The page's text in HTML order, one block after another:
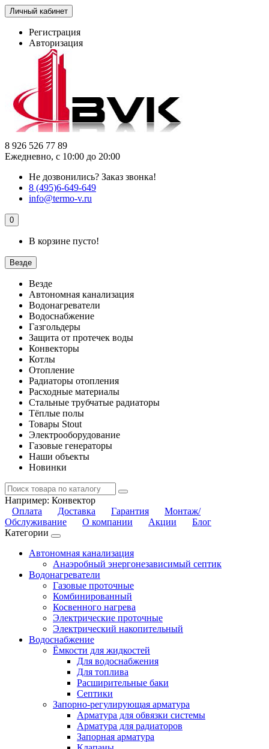
Личный кабинет
Регистрация
Авторизация
8 926 526 77 89
Ежедневно, с 10:00 до 20:00
Не дозвонились? Заказ звонка!
8 (495)6-649-649
info@termo-v.ru
0
В корзине пусто!
Везде
Везде
Автономная канализация
Водонагреватели
Водоснабжение
Газгольдеры
Защита от протечек воды
Конвекторы
Котлы
Отопление
Радиаторы отопления
Расходные материалы
Стальные трубчатые радиаторы
Тёплые полы
Товары Stout
Электрооборудование
Газовые генераторы
Наши объекты
Новинки
Например: Конвектор
Оплата
Доставка Гарантия
Монтаж/
Обслуживание
О компании Акции
Блог
Категории
Автономная канализация
Анаэробный энергонезависимый септик
Водонагреватели
Газовые проточные
Комбинированный
Косвенного нагрева
Электрические проточные
Электрический накопительный
Водоснабжение
Ёмкости для жидкостей
Для водоснабжения
Для топлива
Расширительные баки
Септики
Запорно-регулирующая арматура
Арматура для обвязки системы
Арматура для радиаторов
Запорная арматура